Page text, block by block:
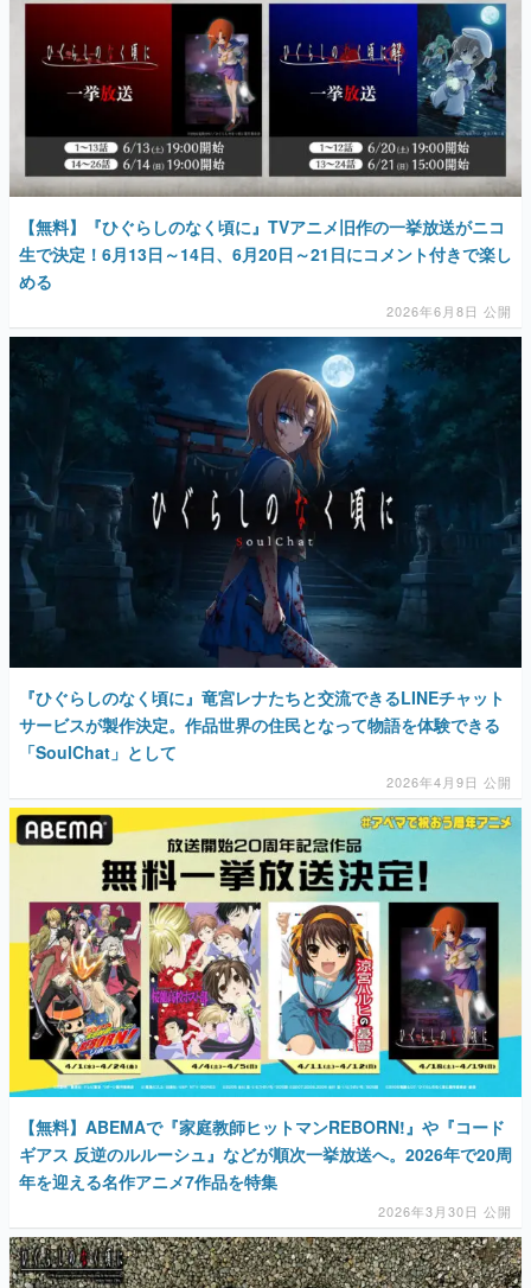
【無料】『ひぐらしのなく頃に』TVアニメ旧作の一挙放送がニコ
生で決定！6月13日～14日、6月20日～21日にコメント付きで楽し
める
2026年6月8日 公開
『ひぐらしのなく頃に』竜宮レナたちと交流できるLINEチャット
サービスが製作決定。作品世界の住民となって物語を体験できる
「SoulChat」として
2026年4月9日 公開
【無料】ABEMAで『家庭教師ヒットマンREBORN!』や『コード
ギアス 反逆のルルーシュ』などが順次一挙放送へ。2026年で20周
年を迎える名作アニメ7作品を特集
2026年3月30日 公開